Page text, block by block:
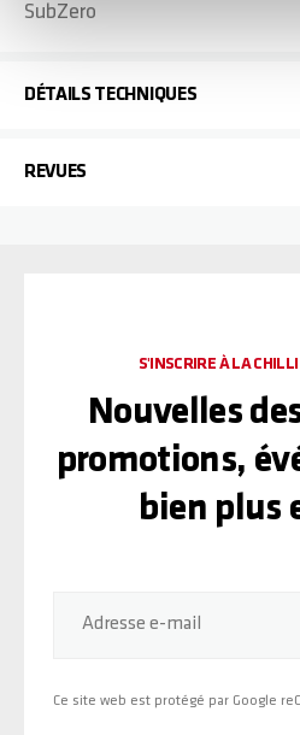
SubZero
DÉTAILS TECHNIQUES
REVUES
Adresse e-mail
Ce site web est protégé par Google
S'INSCRIRE À LA
Nouvelles
promotions,
bien plus